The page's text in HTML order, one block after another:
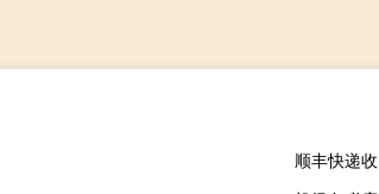
顺丰快递